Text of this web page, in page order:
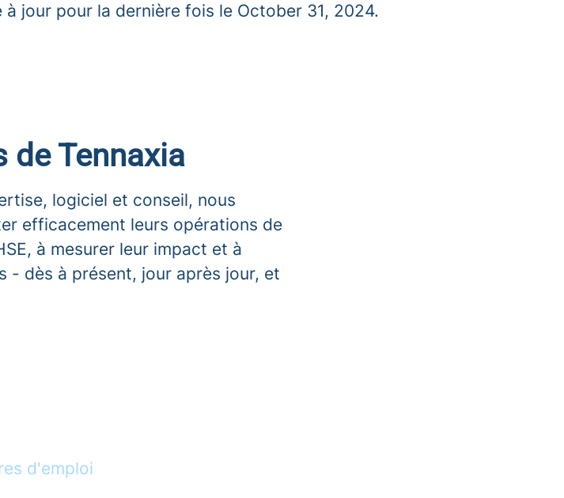
jour pour la dernière fois le October 31, 2024.
de Tennaxia
logiciel et conseil, nous
efficacement leurs opérations de
à mesurer leur impact et à
- dès à présent, jour après jour, et
d'emploi